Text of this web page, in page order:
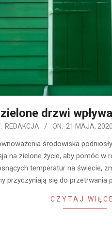
drzwi
REDAKCJA ON: 21 MAJA, 2020
środowiska
na zielone życie, aby pomóc
temperatur na świecie,
przyczyniają się do
CZYTAJ